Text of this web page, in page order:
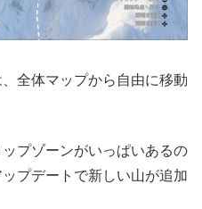
全体マップから自由に移動
プゾーンがいっぱいあるの
プデートで新しい山が追加